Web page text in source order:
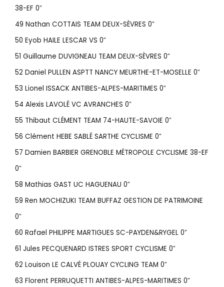
38-EF 0″
49 Nathan COTTAIS TEAM DEUX-SÈVRES 0″
50 Eyob HAILE LESCAR VS 0″
51 Guillaume DUVIGNEAU TEAM DEUX-SÈVRES 0″
52 Daniel PULLEN ASPTT NANCY MEURTHE-ET-MOSELLE 0″
53 Lionel ISSACK ANTIBES-ALPES-MARITIMES 0″
54 Alexis LAVOLÉ VC AVRANCHES 0″
55 Thibaut CLÉMENT TEAM 74-HAUTE-SAVOIE 0″
56 Clément HEBE SABLÉ SARTHE CYCLISME 0″
57 Damien BARBIER GRENOBLE MÉTROPOLE CYCLISME 38-EF
0″
58 Mathias GAST UC HAGUENAU 0″
59 Ren MOCHIZUKI TEAM BUFFAZ GESTION DE PATRIMOINE
0″
60 Rafael PHILIPPE MARTIGUES SC-PAYDEN&RYGEL 0″
61 Jules PECQUENARD ISTRES SPORT CYCLISME 0″
62 Louison LE CALVÉ PLOUAY CYCLING TEAM 0″
63 Florent PERRUQUETTI ANTIBES-ALPES-MARITIMES 0″